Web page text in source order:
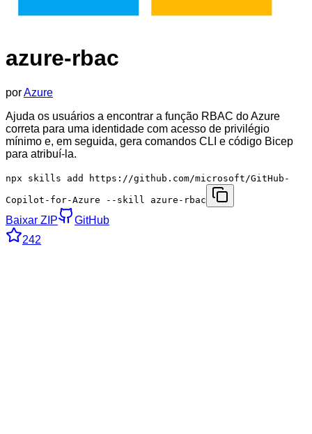
azure-rbac
porAzure
Ajuda os usuários a encontrar a função RBAC do Azure
correta para uma identidade com acesso de privilégio
mínimo e, em seguida, gera comandos CLI e código Bicep
para atribuí-la.
npx skills add https://github.com/microsoft/GitHub-
Copilot-for-Azure --skill azure-rbac
Baixar ZIP
GitHub
242